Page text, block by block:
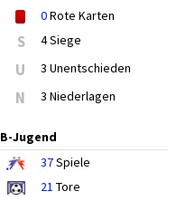
0Rote Karten
S 4 Siege
U 3 Unentschieden
N 3 Niederlagen
B-Jugend
37Spiele
21 Tore